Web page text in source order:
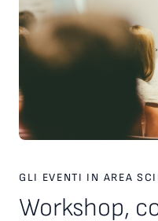
innovazione, capacità di
imprenditoriale. Vitesy
come una startup deep
competere sui mercati
valorizzando
dagli ecosistemi
altre imprese possano
simili è una delle sfide
contribuire a raccogliere,
GLI EVENTI IN AREA
Workshop,